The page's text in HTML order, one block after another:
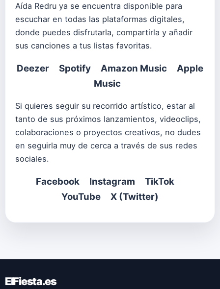
Aída Redru ya se encuentra disponible para
escuchar en todas las plataformas digitales,
donde puedes disfrutarla, compartirla y añadir
sus canciones a tus listas favoritas.
Deezer Spotify Amazon Music
Apple
Music
Si quieres seguir su recorrido artístico, estar al
tanto de sus próximos lanzamientos, videoclips,
colaboraciones o proyectos creativos, no dudes
en seguirla muy de cerca a través de sus redes
sociales.
Facebook Instagram
TikTok
YouTube
X (Twitter)
ElFiesta.es